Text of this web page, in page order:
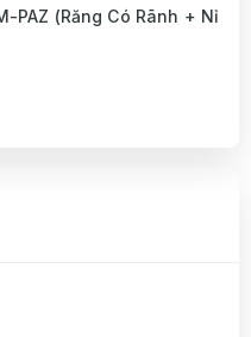
PAZ (Răng Có Rãnh + Nỉ